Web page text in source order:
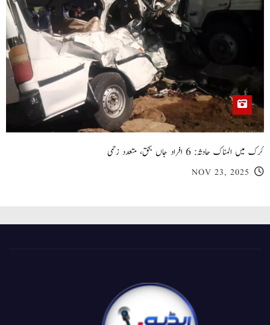
کرک میں المناک حادثہ: 6 افراد جاں بحق، متعدد زخمی
NOV 23, 2025